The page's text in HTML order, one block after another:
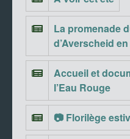
La promenade
d’Averscheid
Accueil et
l’Eau Rouge
📷 Florilège